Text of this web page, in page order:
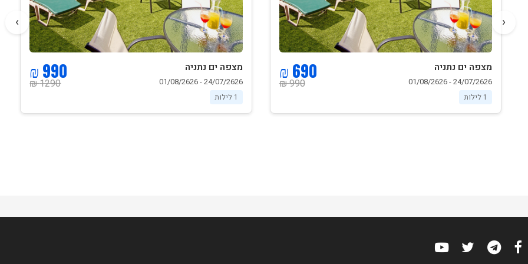
מצפה ים נתניה
24/07/2626 - 01/08/2626
1 לילות
990 ₪
690 ₪ מצפה ים נתניה
24/07/2626 - 01/08/2626
1 לילות
1290 ₪
990 ₪
‹
›